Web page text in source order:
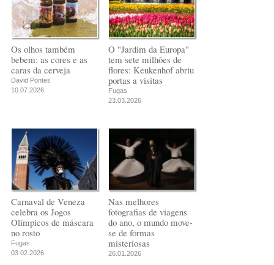
Os olhos também
bebem: as cores e as
caras da cerveja
David Pontes
10.07.2026
O "Jardim da Europa"
tem sete milhões de
flores: Keukenhof abriu
portas a visitas
Fugas
23.03.2026
Carnaval de Veneza
celebra os Jogos
Olímpicos de máscara
no rosto
Fugas
03.02.2026
Nas melhores
fotografias de viagens
do ano, o mundo move-
se de formas
misteriosas
26.01.2026